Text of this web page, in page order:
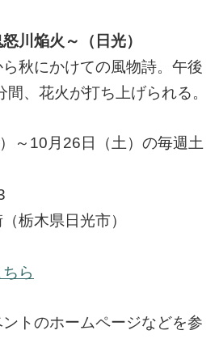
川焔火～（日光）
秋にかけての風物詩。午後
、花火が打ち上げられる。
～10月26日（土）の毎週土
栃木県日光市）
ら
トのホームページなどを参